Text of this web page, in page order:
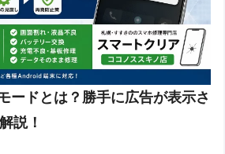
ードとは？勝手に広告が表示さ
説！